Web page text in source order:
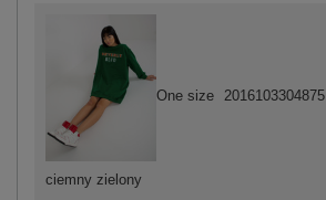
ciemny zielony
One size 2016103304875